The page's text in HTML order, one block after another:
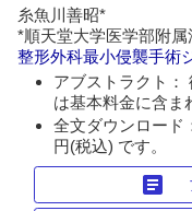
糸魚川善昭*
*順天堂大学医学部附
整形外科最小侵襲手術
アブストラクト：
は基本料金に含ま
全文ダウンロード
円(税込) です。
article